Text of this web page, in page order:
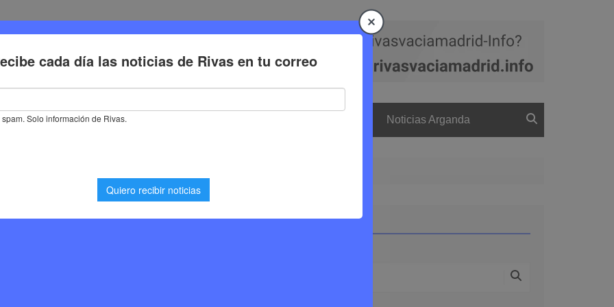
Deporte Cultura Trabajo Noticias Arganda
para celebrar el
Ambiente en Rivas